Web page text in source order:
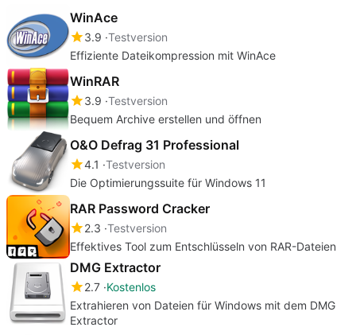
WinAce
3.9 Testversion
Effiziente Dateikompression mit WinAce
WinRAR
3.9 Testversion
Bequem Archive erstellen und öffnen
O&O Defrag 31 Professional
4.1 Testversion
Die Optimierungssuite für Windows 11
RAR Password Cracker
2.3 Testversion
Effektives Tool zum Entschlüsseln von RAR-Dateien
DMG Extractor
2.7 Kostenlos
Extrahieren von Dateien für Windows mit dem DMG
Extractor